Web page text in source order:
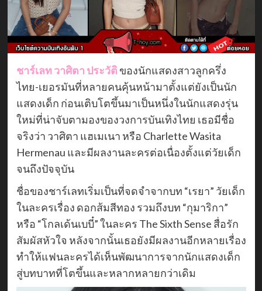
ชาร์เลท วาศิตา ประวัติ ของนักแสดงสาวลูกครึ่ง
ไทย-เยอรมันที่หลายคนคุ้นหน้ามาตั้งแต่ยังเป็นนัก
แสดงเด็ก ก่อนเติบโตขึ้นมาเป็นหนึ่งในนักแสดงรุ่น
ใหม่ที่น่าจับตามองของวงการบันเทิงไทย เธอมีชื่อ
จริงว่า วาศิตา แฮเมเนา หรือ Charlette Wasita
Hermenau และมีผลงานละครต่อเนื่องตั้งแต่วัยเด็ก
จนถึงปัจจุบัน
ชื่อของชาร์เลทเริ่มเป็นที่จดจำจากบท “เรยา” วัยเด็ก
ในละครเรื่อง ดอกส้มสีทอง รวมถึงบท “กุมาริกา”
หรือ “โกลเด้นเบบี๋” ในละคร The Sixth Sense สื่อรัก
สัมผัสหัวใจ หลังจากนั้นเธอยังมีผลงานอีกหลายเรื่อง
ทำให้แฟนละครได้เห็นพัฒนาการจากนักแสดงเด็ก
สู่บทบาทที่โตขึ้นและหลากหลายกว่าเดิม